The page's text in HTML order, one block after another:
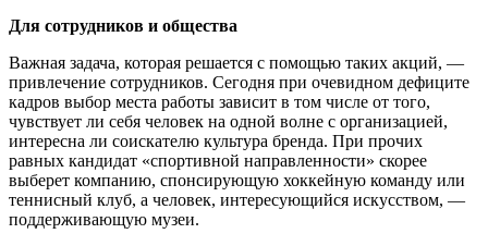
Для сотрудников и общества
Важная задача, которая решается с помощью таких акций, —
привлечение сотрудников. Сегодня при очевидном дефиците
кадров выбор места работы зависит в том числе от того,
чувствует ли себя человек на одной волне с организацией,
интересна ли соискателю культура бренда. При прочих
равных кандидат «спортивной направленности» скорее
выберет компанию, спонсирующую хоккейную команду или
теннисный клуб, а человек, интересующийся искусством, —
поддерживающую музеи.